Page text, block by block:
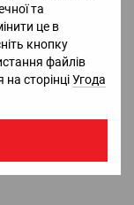
та
це в
кнопку
файлів
сторінціУгода